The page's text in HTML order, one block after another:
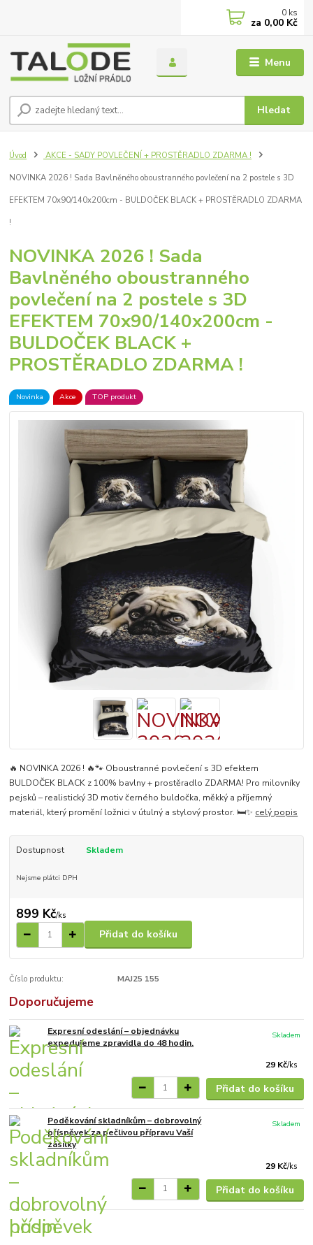
Menu
Hledat
0 ks
za 0,00 Kč
Úvod AKCE - SADY POVLEČENÍ + PROSTĚRADLO ZDARMA !
NOVINKA 2026 ! Sada Bavlněného oboustranného povlečení na 2 postele s 3D
EFEKTEM 70x90/140x200cm - BULDOČEK BLACK + PROSTĚRADLO ZDARMA
!
NOVINKA 2026 ! Sada
Bavlněného oboustranného
povlečení na 2 postele s 3D
EFEKTEM 70x90/140x200cm -
BULDOČEK BLACK +
PROSTĚRADLO ZDARMA !
Novinka Akce TOP produkt
🔥 NOVINKA 2026 ! 🔥🐾 Oboustranné povlečení s 3D efektem
BULDOČEK BLACK z 100% bavlny + prostěradlo ZDARMA! Pro milovníky
pejsků – realistický 3D motiv černého buldočka, měkký a příjemný
materiál, který promění ložnici v útulný a stylový prostor. 🛏️✨ celý popis
Dostupnost Skladem
Nejsme plátci DPH
899 Kč/ks
Přidat do košíku
Číslo produktu: MAJ25 155
Doporučujeme
Expresní odeslání – objednávku
expedujeme zpravidla do 48 hodin.
29 Kč/ks
Skladem
Přidat do košíku
Poděkování skladníkům – dobrovolný
příspěvek za pečlivou přípravu Vaší
zásilky
29 Kč/ks
Skladem
Přidat do košíku